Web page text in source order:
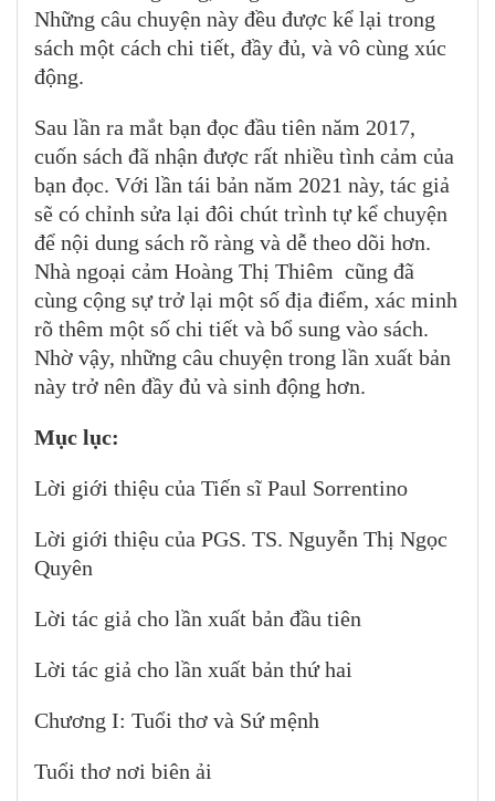
Những câu chuyện này đều được kể lại trong
sách một cách chi tiết, đầy đủ, và vô cùng xúc
động.
Sau lần ra mắt bạn đọc đầu tiên năm 2017,
cuốn sách đã nhận được rất nhiều tình cảm của
bạn đọc. Với lần tái bản năm 2021 này, tác giả
sẽ có chỉnh sửa lại đôi chút trình tự kể chuyện
để nội dung sách rõ ràng và dễ theo dõi hơn.
Nhà ngoại cảm Hoàng Thị Thiêm cũng đã
cùng cộng sự trở lại một số địa điểm, xác minh
rõ thêm một số chi tiết và bổ sung vào sách.
Nhờ vậy, những câu chuyện trong lần xuất bản
này trở nên đầy đủ và sinh động hơn.
Mục lục:
Lời giới thiệu của Tiến sĩ Paul Sorrentino
Lời giới thiệu của PGS. TS. Nguyễn Thị Ngọc
Quyên
Lời tác giả cho lần xuất bản đầu tiên
Lời tác giả cho lần xuất bản thứ hai
Chương I: Tuổi thơ và Sứ mệnh
Tuổi thơ nơi biên ải